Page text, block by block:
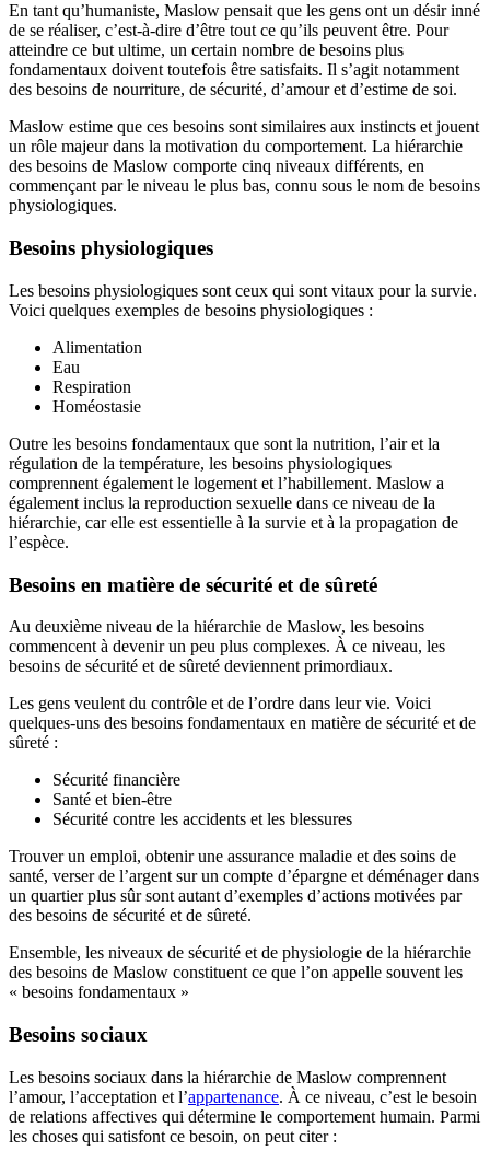
En tant qu’humaniste, Maslow pensait que les gens ont un désir inné
de se réaliser, c’est-à-dire d’être tout ce qu’ils peuvent être. Pour
atteindre ce but ultime, un certain nombre de besoins plus
fondamentaux doivent toutefois être satisfaits. Il s’agit notamment
des besoins de nourriture, de sécurité, d’amour et d’estime de soi.
Maslow estime que ces besoins sont similaires aux instincts et jouent
un rôle majeur dans la motivation du comportement. La hiérarchie
des besoins de Maslow comporte cinq niveaux différents, en
commençant par le niveau le plus bas, connu sous le nom de besoins
physiologiques.
Besoins physiologiques
Les besoins physiologiques sont ceux qui sont vitaux pour la survie.
Voici quelques exemples de besoins physiologiques :
Alimentation
Eau
Respiration
Homéostasie
Outre les besoins fondamentaux que sont la nutrition, l’air et la
régulation de la température, les besoins physiologiques
comprennent également le logement et l’habillement. Maslow a
également inclus la reproduction sexuelle dans ce niveau de la
hiérarchie, car elle est essentielle à la survie et à la propagation de
l’espèce.
Besoins en matière de sécurité et de sûreté
Au deuxième niveau de la hiérarchie de Maslow, les besoins
commencent à devenir un peu plus complexes. À ce niveau, les
besoins de sécurité et de sûreté deviennent primordiaux.
Les gens veulent du contrôle et de l’ordre dans leur vie. Voici
quelques-uns des besoins fondamentaux en matière de sécurité et de
sûreté :
Sécurité financière
Santé et bien-être
Sécurité contre les accidents et les blessures
Trouver un emploi, obtenir une assurance maladie et des soins de
santé, verser de l’argent sur un compte d’épargne et déménager dans
un quartier plus sûr sont autant d’exemples d’actions motivées par
des besoins de sécurité et de sûreté.
Ensemble, les niveaux de sécurité et de physiologie de la hiérarchie
des besoins de Maslow constituent ce que l’on appelle souvent les
« besoins fondamentaux »
Besoins sociaux
Les besoins sociaux dans la hiérarchie de Maslow comprennent
l’amour, l’acceptation et l’appartenance. À ce niveau, c’est le besoin
de relations affectives qui détermine le comportement humain. Parmi
les choses qui satisfont ce besoin, on peut citer :